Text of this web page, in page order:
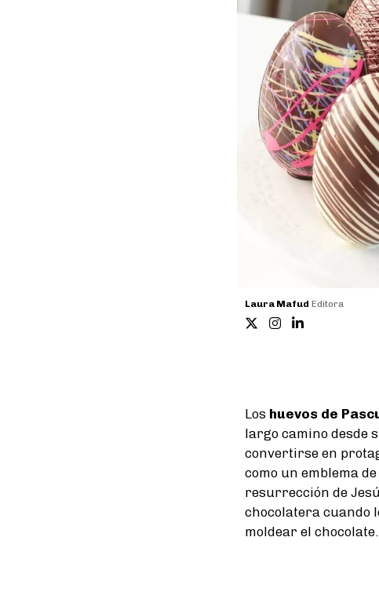
Laura Mafud Editora
Los huevos de
largo camino desde
convertirse en
como un emblema
resurrección de
chocolatera cuando
moldear el chocolate.